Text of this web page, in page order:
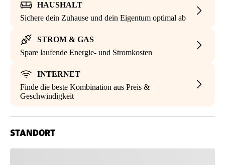
HAUSHALT
Sichere dein Zuhause und dein Eigentum optimal ab
STROM & GAS
Spare laufende Energie- und Stromkosten
INTERNET
Finde die beste Kombination aus Preis &
Geschwindigkeit
STANDORT